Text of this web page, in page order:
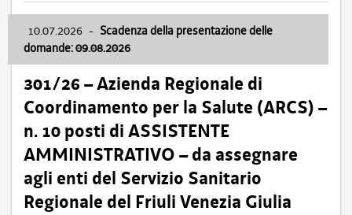
10.07.2026 - Scadenza della presentazione delle
domande: 09.08.2026
301/26 – Azienda Regionale di
Coordinamento per la Salute (ARCS) –
n. 10 posti di ASSISTENTE
AMMINISTRATIVO – da assegnare
agli enti del Servizio Sanitario
Regionale del Friuli Venezia Giulia